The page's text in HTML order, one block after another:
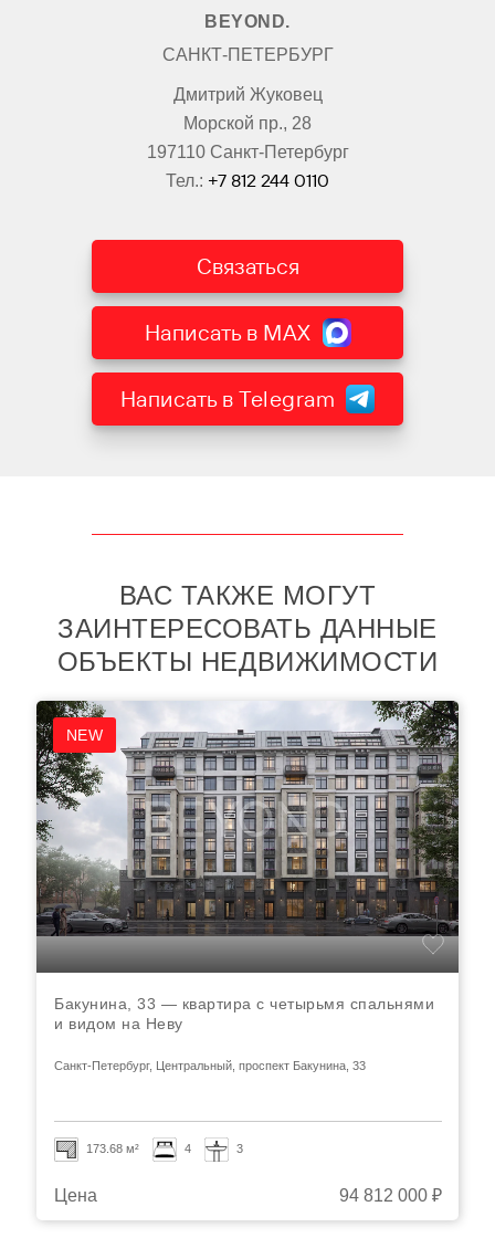
BEYOND.
САНКТ-ПЕТЕРБУРГ
Дмитрий Жуковец
Морской пр., 28
197110 Санкт-Петербург
Тел.: +7 812 244 0110
Связаться
Написать в MAX
Написать в Telegram
ВАС ТАКЖЕ МОГУТ
ЗАИНТЕРЕСОВАТЬ ДАННЫЕ
ОБЪЕКТЫ НЕДВИЖИМОСТИ
NEW
Бакунина, 33 — квартира с четырьмя спальнями
и видом на Неву
Санкт-Петербург, Центральный, проспект Бакунина, 33
173.68 м² 4 3
Цена 94 812 000 ₽